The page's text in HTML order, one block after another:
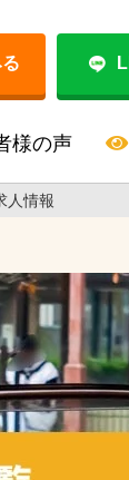
様の声
人情報